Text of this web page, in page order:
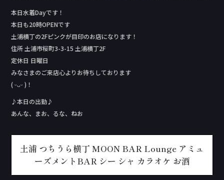
本日水着Day‬です！
本日も20時OPENです
土浦横丁の2Fピンクが目印のお店になります！
住所 土浦市桜町3-3-15 土浦横丁2F
定休日 日曜日
みなさまのご来店心よりお待ちしております
( ᵕᴗᵕ )！
♪本日の出勤♪
あんな、まお、るな、ねお
土浦 つちうら横丁 MOON BAR Lounge アミュ
ーズメントBAR シー シャ カラオケ お酒